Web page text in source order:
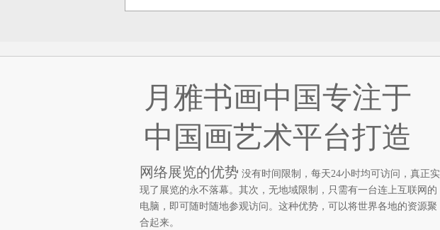
月雅书画中国专注于
中国画艺术平台打造
网络展览的优势 没有时间限制，每天24小时均可访问，真正实
现了展览的永不落幕。其次，无地域限制，只需有一台连上互联网的
电脑，即可随时随地参观访问。这种优势，可以将世界各地的资源聚
合起来。